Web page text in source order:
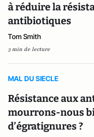
à réduire la
antibiotiques
Tom Smith
3 min de lecture
MAL DU SIECLE
Résistance aux
mourrons-nous
d’égratignures ?